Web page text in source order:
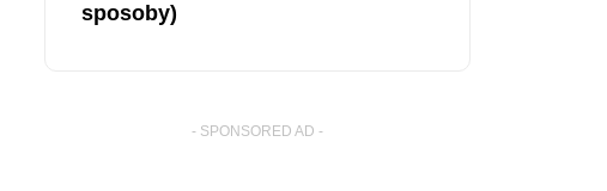
sposoby)
- SPONSORED AD -